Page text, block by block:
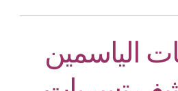
الياسمين